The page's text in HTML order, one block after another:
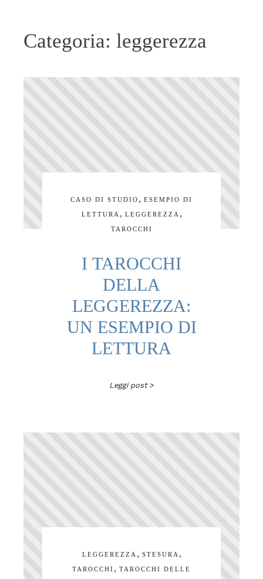
Categoria: leggerezza
CASO DI STUDIO , ESEMPIO DI
LETTURA , LEGGEREZZA ,
TAROCCHI
I TAROCCHI
DELLA
LEGGEREZZA:
UN ESEMPIO DI
LETTURA
Leggi post >
LEGGEREZZA , STESURA ,
TAROCCHI , TAROCCHI DELLE